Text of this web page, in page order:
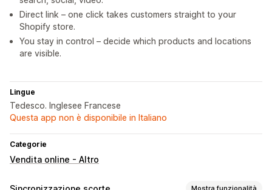
Direct link – one click takes customers straight to your
Shopify store.
You stay in control – decide which products and locations
are visible.
Lingue
Tedesco. Inglesee Francese
Questa app non è disponibile in Italiano
Categorie
Vendita online - Altro
Mostra funzionalità